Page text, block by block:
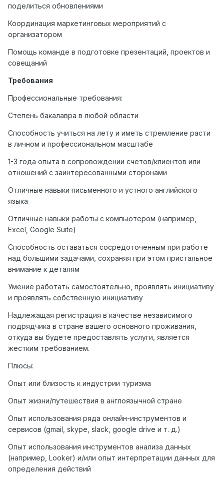
поделиться обновлениями
Координация маркетинговых мероприятий с
организатором
Помощь команде в подготовке презентаций, проектов и
совещаний
Требования
Профессиональные требования:
Степень бакалавра в любой области
Способность учиться на лету и иметь стремление расти
в личном и профессиональном масштабе
1-3 года опыта в сопровождении счетов/клиентов или
отношений с заинтересованными сторонами
Отличные навыки письменного и устного английского
языка
Отличные навыки работы с компьютером (например,
Excel, Google Suite)
Способность оставаться сосредоточенным при работе
над большими задачами, сохраняя при этом пристальное
внимание к деталям
Умение работать самостоятельно, проявлять инициативу
и проявлять собственную инициативу
Надлежащая регистрация в качестве независимого
подрядчика в стране вашего основного проживания,
откуда вы будете предоставлять услуги, является
жестким требованием.
Плюсы:
Опыт или близость к индустрии туризма
Опыт жизни/путешествия в англоязычной стране
Опыт использования ряда онлайн-инструментов и
сервисов (gmail, skype, slack, google drive и т. д.)
Опыт использования инструментов анализа данных
(например, Looker) и/или опыт интерпретации данных для
определения действий